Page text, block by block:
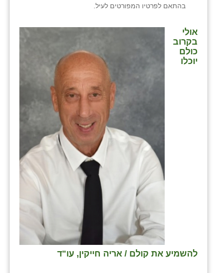
בהתאם לפרטיו המפורטים לעיל.
אולי
בקרוב
כולם
יוכלו
להשמיע את קולם / אריה חייקין, עו"ד